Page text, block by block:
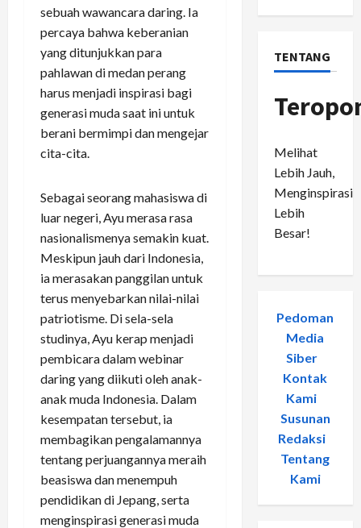
sebuah wawancara daring. Ia
percaya bahwa keberanian
yang ditunjukkan para
pahlawan di medan perang
harus menjadi inspirasi bagi
generasi muda saat ini untuk
berani bermimpi dan mengejar
cita-cita.
Sebagai seorang mahasiswa di
luar negeri, Ayu merasa rasa
nasionalismenya semakin kuat.
Meskipun jauh dari Indonesia,
ia merasakan panggilan untuk
terus menyebarkan nilai-nilai
patriotisme. Di sela-sela
studinya, Ayu kerap menjadi
pembicara dalam webinar
daring yang diikuti oleh anak-
anak muda Indonesia. Dalam
kesempatan tersebut, ia
membagikan pengalamannya
tentang perjuangannya meraih
beasiswa dan menempuh
pendidikan di Jepang, serta
menginspirasi generasi muda
TENTANG
Melihat
Lebih Jauh,
Menginspirasi
Lebih
Besar!
Pedoman
Media
Siber-
Kontak
Kami
Susunan
Redaksi-
Tentang
Kami